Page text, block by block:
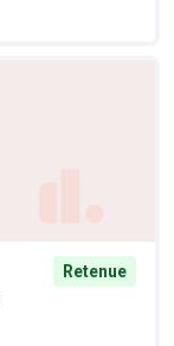
Retenue